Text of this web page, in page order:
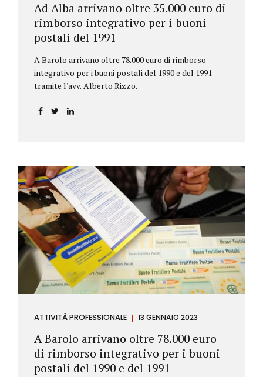
Ad Alba arrivano oltre 35.000 euro di
rimborso integrativo per i buoni
postali del 1991
A Barolo arrivano oltre 78.000 euro di rimborso
integrativo per i buoni postali del 1990 e del 1991
tramite l'avv. Alberto Rizzo.
ATTIVITÀ PROFESSIONALE 13 GENNAIO 2023
A Barolo arrivano oltre 78.000 euro
di rimborso integrativo per i buoni
postali del 1990 e del 1991